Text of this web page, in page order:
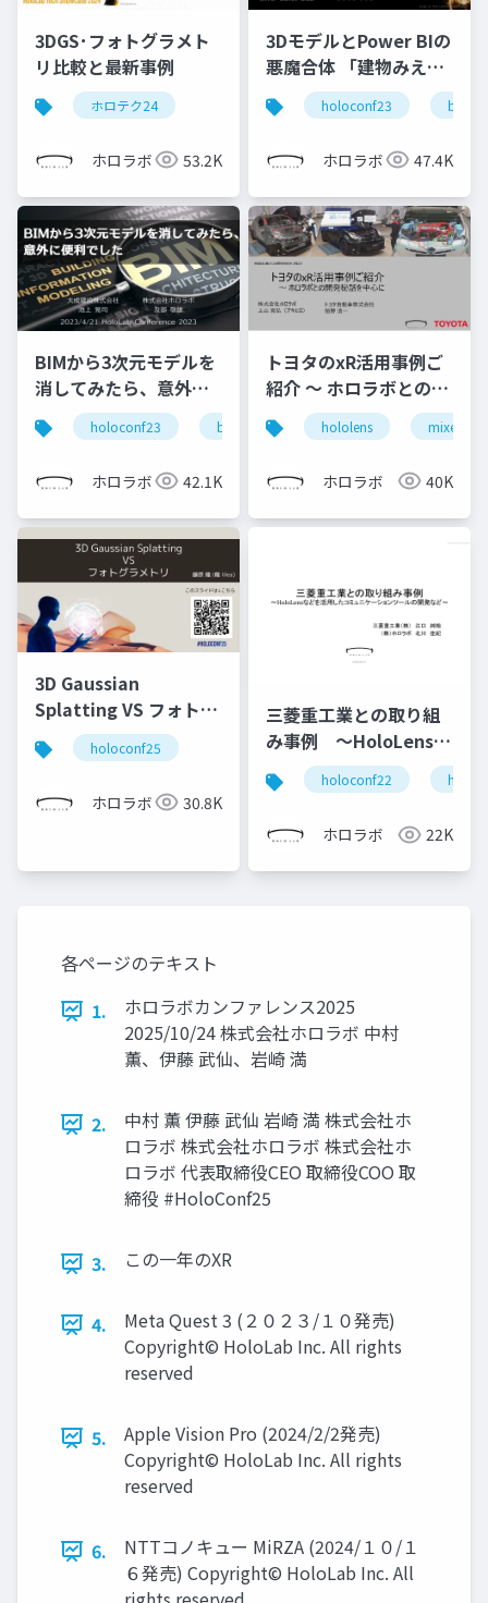
3DGS･フォトグラメト
リ比較と最新事例
ホロテク24
ホロラボ 53.2K
3DモデルとPower BIの
悪魔合体 「建物みえる
くん」をつくってみ
た！
holoconf23 bim
ホロラボ 47.4K
BIMから3次元モデルを
消してみたら、意外に
便利でしたholoconf23 bim
ホロラボ 42.1K
トヨタのxR活用事例ご
紹介 ～ ホロラボとの開
発秘話を中心に (ホロラ
ボカンファレンス 2022
トヨタ自動車株式会社
栢野様 発表スライド)
hololens mixed
ホロラボ 40K
3D Gaussian
Splatting VS フォトグ
ラメトリholoconf25
ホロラボ 30.8K
三菱重工業との取り組
み事例 ～HoloLensな
どを活用した現場向け
コミュニケーションツ
holoconf22
ホロラボ 22K
各ページのテキスト
1.
ホロラボカンファレンス2025
2025/10/24 株式会社ホロラボ 中村
薫、伊藤 武仙、岩崎 満
2.
中村 薫 伊藤 武仙 岩崎 満 株式会社ホ
ロラボ 株式会社ホロラボ 株式会社ホ
ロラボ 代表取締役CEO 取締役COO 取
締役 #HoloConf25
3. この一年のXR
4.
Meta Quest 3 (２０２３/１０発売)
Copyright© HoloLab Inc. All rights
reserved
5.
Apple Vision Pro (2024/2/2発売)
Copyright© HoloLab Inc. All rights
reserved
6.
NTTコノキュー MiRZA (2024/１０/１
６発売) Copyright© HoloLab Inc. All